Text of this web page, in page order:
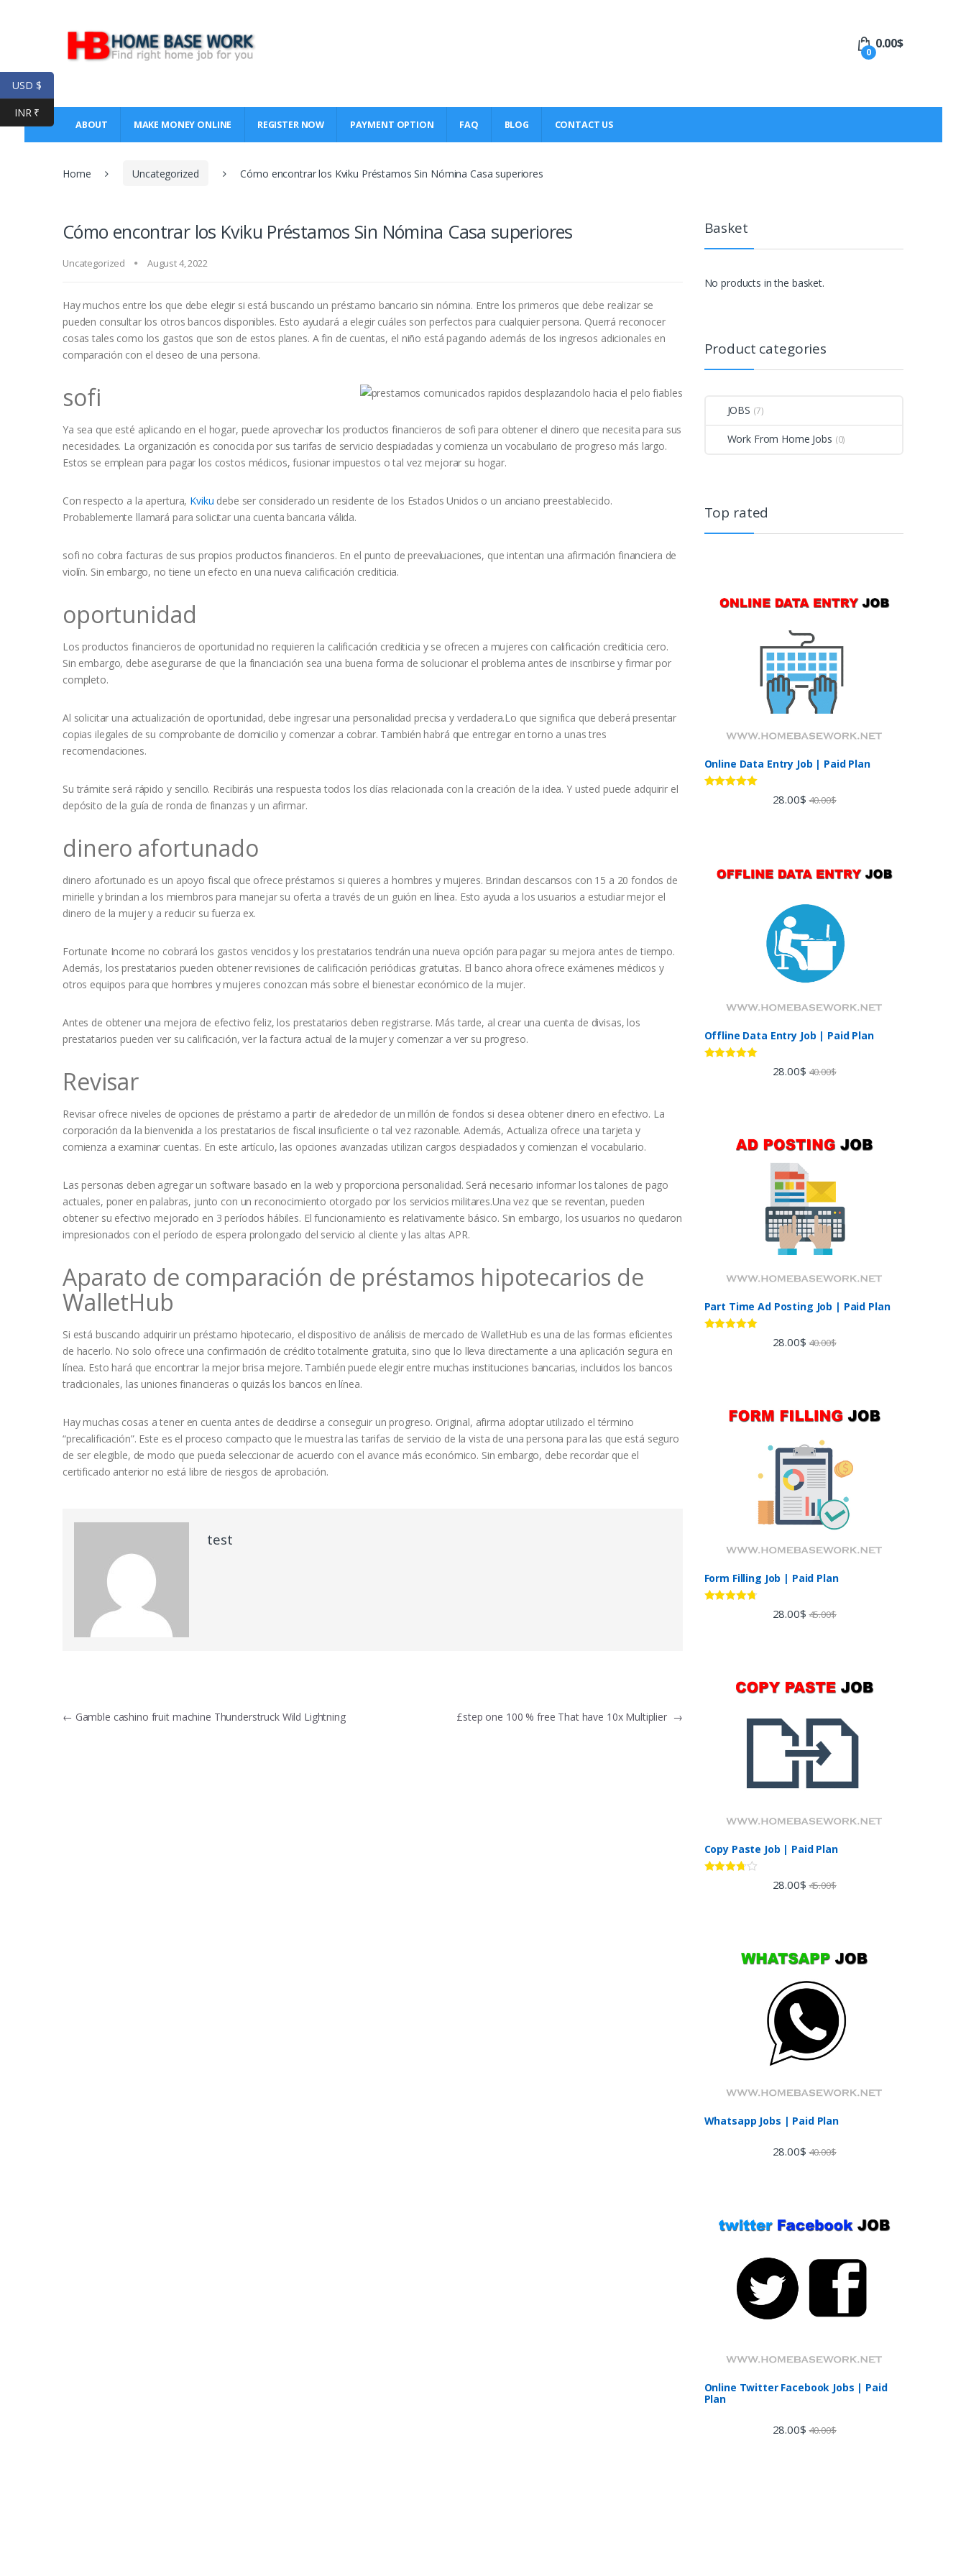
0
0.00$
ABOUT MAKE MONEY ONLINE REGISTER NOW PAYMENT OPTION FAQ BLOG CONTACT US
Home Uncategorized Cómo encontrar los Kviku Préstamos Sin Nómina Casa superiores
Cómo encontrar los Kviku Préstamos Sin Nómina Casa superiores
Uncategorized August 4, 2022
Hay muchos entre los que debe elegir si está buscando un préstamo bancario sin nómina. Entre los primeros que debe realizar se
pueden consultar los otros bancos disponibles. Esto ayudará a elegir cuáles son perfectos para cualquier persona. Querrá reconocer
cosas tales como los gastos que son de estos planes. A fin de cuentas, el niño está pagando además de los ingresos adicionales en
comparación con el deseo de una persona.
sofi
Ya sea que esté aplicando en el hogar, puede aprovechar los productos financieros de sofi para obtener el dinero que necesita para sus
necesidades. La organización es conocida por sus tarifas de servicio despiadadas y comienza un vocabulario de progreso más largo.
Estos se emplean para pagar los costos médicos, fusionar impuestos o tal vez mejorar su hogar.
Con respecto a la apertura, Kviku debe ser considerado un residente de los Estados Unidos o un anciano preestablecido.
Probablemente llamará para solicitar una cuenta bancaria válida.
sofi no cobra facturas de sus propios productos financieros. En el punto de preevaluaciones, que intentan una afirmación financiera de
violín. Sin embargo, no tiene un efecto en una nueva calificación crediticia.
oportunidad
Los productos financieros de oportunidad no requieren la calificación crediticia y se ofrecen a mujeres con calificación crediticia cero.
Sin embargo, debe asegurarse de que la financiación sea una buena forma de solucionar el problema antes de inscribirse y firmar por
completo.
Al solicitar una actualización de oportunidad, debe ingresar una personalidad precisa y verdadera.Lo que significa que deberá presentar
copias ilegales de su comprobante de domicilio y comenzar a cobrar. También habrá que entregar en torno a unas tres
recomendaciones.
Su trámite será rápido y sencillo. Recibirás una respuesta todos los días relacionada con la creación de la idea. Y usted puede adquirir el
depósito de la guía de ronda de finanzas y un afirmar.
dinero afortunado
dinero afortunado es un apoyo fiscal que ofrece préstamos si quieres a hombres y mujeres. Brindan descansos con 15 a 20 fondos de
mirielle y brindan a los miembros para manejar su oferta a través de un guión en línea. Esto ayuda a los usuarios a estudiar mejor el
dinero de la mujer y a reducir su fuerza ex.
Fortunate Income no cobrará los gastos vencidos y los prestatarios tendrán una nueva opción para pagar su mejora antes de tiempo.
Además, los prestatarios pueden obtener revisiones de calificación periódicas gratuitas. El banco ahora ofrece exámenes médicos y
otros equipos para que hombres y mujeres conozcan más sobre el bienestar económico de la mujer.
Antes de obtener una mejora de efectivo feliz, los prestatarios deben registrarse. Más tarde, al crear una cuenta de divisas, los
prestatarios pueden ver su calificación, ver la factura actual de la mujer y comenzar a ver su progreso.
Revisar
Revisar ofrece niveles de opciones de préstamo a partir de alrededor de un millón de fondos si desea obtener dinero en efectivo. La
corporación da la bienvenida a los prestatarios de fiscal insuficiente o tal vez razonable. Además, Actualiza ofrece una tarjeta y
comienza a examinar cuentas. En este artículo, las opciones avanzadas utilizan cargos despiadados y comienzan el vocabulario.
Las personas deben agregar un software basado en la web y proporciona personalidad. Será necesario informar los talones de pago
actuales, poner en palabras, junto con un reconocimiento otorgado por los servicios militares.Una vez que se reventan, pueden
obtener su efectivo mejorado en 3 períodos hábiles. El funcionamiento es relativamente básico. Sin embargo, los usuarios no quedaron
impresionados con el período de espera prolongado del servicio al cliente y las altas APR.
Aparato de comparación de préstamos hipotecarios de
WalletHub
Si está buscando adquirir un préstamo hipotecario, el dispositivo de análisis de mercado de WalletHub es una de las formas eficientes
de hacerlo. No solo ofrece una confirmación de crédito totalmente gratuita, sino que lo lleva directamente a una aplicación segura en
línea. Esto hará que encontrar la mejor brisa mejore. También puede elegir entre muchas instituciones bancarias, incluidos los bancos
tradicionales, las uniones financieras o quizás los bancos en línea.
Hay muchas cosas a tener en cuenta antes de decidirse a conseguir un progreso. Original, afirma adoptar utilizado el término
“precalificación”. Este es el proceso compacto que le muestra las tarifas de servicio de la vista de una persona para las que está seguro
de ser elegible, de modo que pueda seleccionar de acuerdo con el avance más económico. Sin embargo, debe recordar que el
certificado anterior no está libre de riesgos de aprobación.
test
Post
← Gamble cashino fruit machine Thunderstruck Wild Lightning £step one 100 % free That have 10x Multiplier →
Basket
No products in the basket.
Product categories
JOBS (7)
Work From Home Jobs (0)
Top rated
Online Data Entry Job | Paid Plan
28.00$ 40.00$
Offline Data Entry Job | Paid Plan
28.00$ 40.00$
Part Time Ad Posting Job | Paid Plan
28.00$ 40.00$
Form Filling Job | Paid Plan
28.00$ 45.00$
Copy Paste Job | Paid Plan
28.00$ 45.00$
Whatsapp Jobs | Paid Plan
28.00$ 40.00$
Online Twitter Facebook Jobs | Paid
Plan
28.00$ 40.00$
USD $
INR ₹